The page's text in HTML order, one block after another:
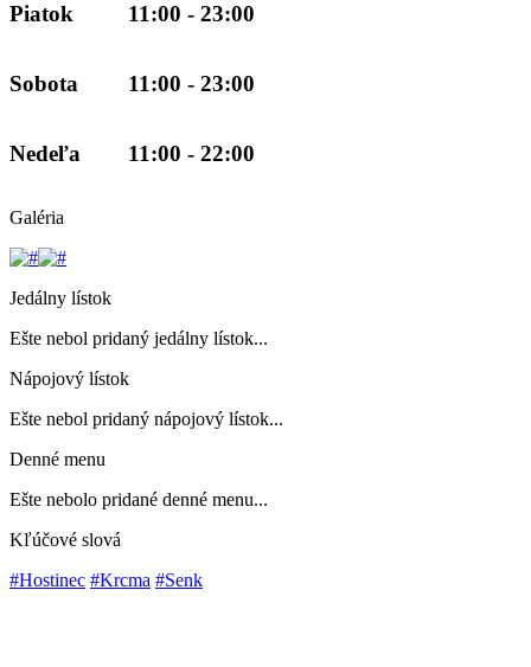
Piatok 11:00 - 23:00
Sobota 11:00 - 23:00
Nedeľa 11:00 - 22:00
Galéria
Jedálny lístok
Ešte nebol pridaný jedálny lístok...
Nápojový lístok
Ešte nebol pridaný nápojový lístok...
Denné menu
Ešte nebolo pridané denné menu...
Kľúčové slová
#Hostinec #Krcma #Senk